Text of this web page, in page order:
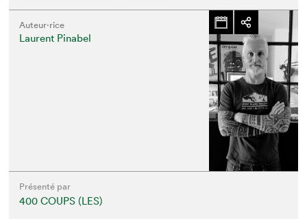
Auteur·rice
Laurent Pinabel
Présenté par
400 COUPS (LES)